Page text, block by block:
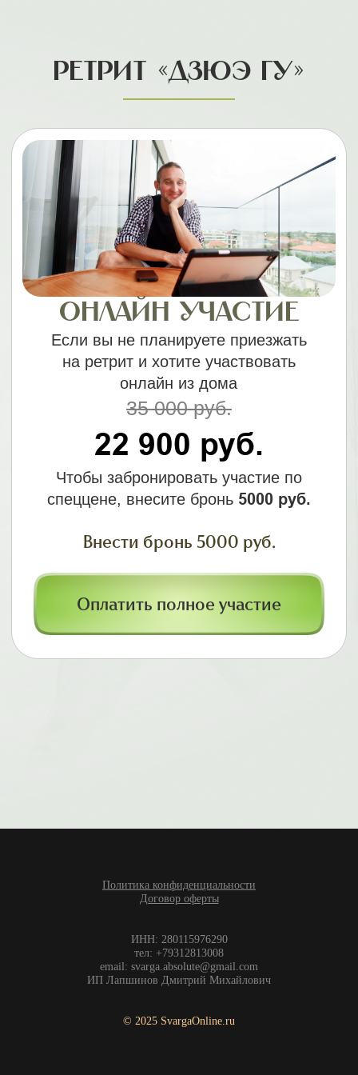
Онлайн участие
Если вы не планируете приезжать
на ретрит и хотите участвовать
онлайн из дома
35 000 руб.
22 900 руб.
Чтобы забронировать участие по
спеццене, внесите бронь5000 руб.
Внести бронь 5000 руб.
Оплатить полное участие
Политика конфиденциальности
Договор оферты
ИНН: 280115976290
тел: +79312813008
email: svarga.absolute@gmail.com
ИП Лапшинов Дмитрий Михайлович
© 2025 SvargaOnline.ru